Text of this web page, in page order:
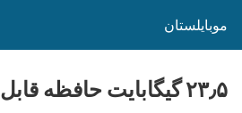
موبایلستان
۲۳٫۵ گیگابایت حافظه